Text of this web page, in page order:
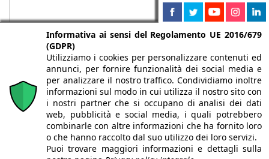
Chi siamo Autori Per la tua pubblicità
Iscriviti alla
newsletter
Informativa ai sensi del Regolamento UE 2016/679
(GDPR)
Utilizziamo i cookies per personalizzare contenuti ed
annunci, per fornire funzionalità dei social media e
per analizzare il nostro traffico. Condividiamo inoltre
informazioni sul modo in cui utilizza il nostro sito con
i nostri partner che si occupano di analisi dei dati
web, pubblicità e social media, i quali potrebbero
combinarle con altre informazioni che ha fornito loro
o che hanno raccolto dal suo utilizzo dei loro servizi.
Puoi trovare maggiori informazioni e dettagli sulla